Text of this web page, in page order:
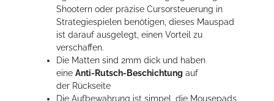
Shootern oder präzise Cursorsteuerung in
Strategiespielen benötigen, dieses Mauspad
ist darauf ausgelegt, einen Vorteil zu
verschaffen.
Die Matten sind 2mm dick und haben
eine Anti-Rutsch-Beschichtung auf
der Rückseite
Die Aufbewahrung ist simpel, die Mousepads